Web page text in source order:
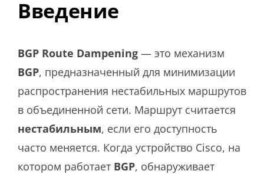
Введение
BGP Route Dampening — это механизм
BGP, предназначенный для минимизации
распространения нестабильных маршрутов
в объединенной сети. Маршрут считается
нестабильным, если его доступность
часто меняется. Когда устройство Cisco, на
котором работает BGP, обнаруживает